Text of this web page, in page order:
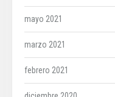
mayo 2021
marzo 2021
febrero 2021